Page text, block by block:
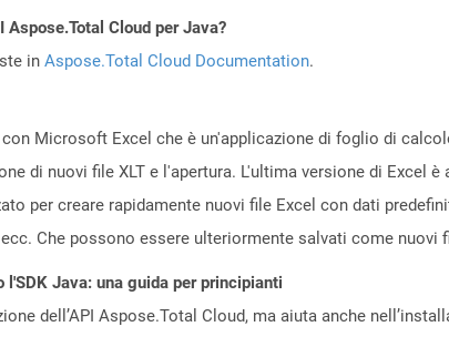
Cloud per Java?
in Aspose.Total Cloud Documentation.
Microsoft Excel che è un'applicazione di foglio di
di nuovi file XLT e l'apertura. L'ultima versione di Excel
per creare rapidamente nuovi file Excel con dati
Che possono essere ulteriormente salvati come nuovi
Java: una guida per principianti
dell’API Aspose.Total Cloud, ma aiuta anche